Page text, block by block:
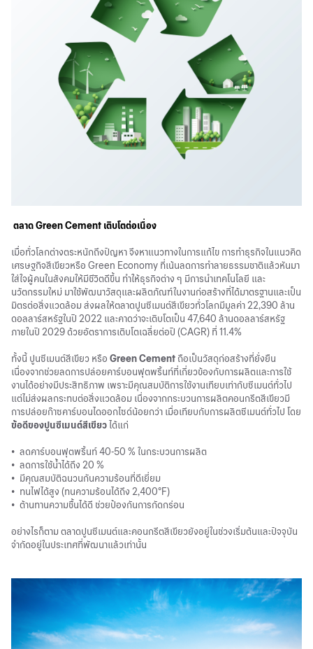
ตลาด Green Cement เติบโตต่อเนื่อง
เมื่อทั่วโลกต่างตระหนักถึงปัญหา จึงหาแนวทางในการแก้ไข การทำธุรกิจในแนวคิด
เศรษฐกิจสีเขียวหรือ Green Economy ที่เน้นลดการทำลายธรรมชาติแล้วหันมา
ใส่ใจผู้คนในสังคมให้มีชีวิตดีขึ้น ทำให้ธุรกิจต่าง ๆ มีการนำเทคโนโลยี และ
นวัตกรรมใหม่ มาใช้พัฒนาวัสดุและผลิตภัณฑ์ในงานก่อสร้างที่ได้มาตรฐานและเป็น
มิตรต่อสิ่งแวดล้อม ส่งผลให้ตลาดปูนซีเมนต์สีเขียวทั่วโลกมีมูลค่า 22,390 ล้าน
ดอลลาร์สหรัฐในปี 2022 และคาดว่าจะเติบโตเป็น 47,640 ล้านดอลลาร์สหรัฐ
ภายในปี 2029 ด้วยอัตราการเติบโตเฉลี่ยต่อปี (CAGR) ที่ 11.4%
ทั้งนี้ ปูนซีเมนต์สีเขียว หรือ Green Cement ถือเป็นวัสดุก่อสร้างที่ยั่งยืน
เนื่องจากช่วยลดการปล่อยคาร์บอนฟุตพริ้นท์ที่เกี่ยวข้องกับการผลิตและการใช้
งานได้อย่างมีประสิทธิภาพ เพราะมีคุณสมบัติการใช้งานเทียบเท่ากับซีเมนต์ทั่วไป
แต่ไม่ส่งผลกระทบต่อสิ่งแวดล้อม เนื่องจากกระบวนการผลิตคอนกรีตสีเขียวมี
การปล่อยก๊าซคาร์บอนไดออกไซด์น้อยกว่า เมื่อเทียบกับการผลิตซีเมนต์ทั่วไป โดย
ข้อดีของปูนซีเมนต์สีเขียว ได้แก่
• ลดคาร์บอนฟุตพริ้นท์ 40-50 % ในกระบวนการผลิต
• ลดการใช้น้ำได้ถึง 20 %
• มีคุณสมบัติฉนวนกันความร้อนที่ดีเยี่ยม
• ทนไฟได้สูง (ทนความร้อนได้ถึง 2,400°F)
• ต้านทานความชื้นได้ดี ช่วยป้องกันการกัดกร่อน
อย่างไรก็ตาม ตลาดปูนซีเมนต์และคอนกรีตสีเขียวยังอยู่ในช่วงเริ่มต้นและปัจจุบัน
จำกัดอยู่ในประเทศที่พัฒนาแล้วเท่านั้น